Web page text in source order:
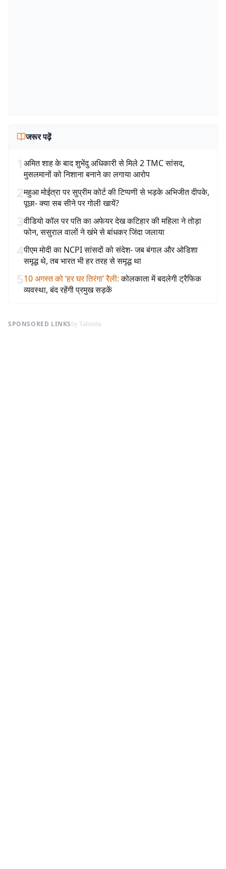
जरूर पढ़ें
1अमित शाह के बाद शुभेंदु अधिकारी से मिले 2 TMC सांसद,
मुसलमानों को निशाना बनाने का लगाया आरोप
2महुआ मोईत्रा पर सुप्रीम कोर्ट की टिप्पणी से भड़के अभिजीत दीपके,
पूछा- क्या सब सीने पर गोली खायें?
3वीडियो कॉल पर पति का अफेयर देख कटिहार की महिला ने तोड़ा
फोन, ससुराल वालों ने खंभे से बांधकर जिंदा जलाया
4पीएम मोदी का NCPI सांसदों को संदेश- जब बंगाल और ओडिशा
समृद्ध थे, तब भारत भी हर तरह से समृद्ध था
510 अगस्त को ‘हर घर तिरंगा’ रैली: कोलकाता में बदलेगी ट्रैफिक
व्यवस्था, बंद रहेंगी प्रमुख सड़कें
SPONSORED LINKSby Taboola